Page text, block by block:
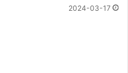
ني
2024-03-17